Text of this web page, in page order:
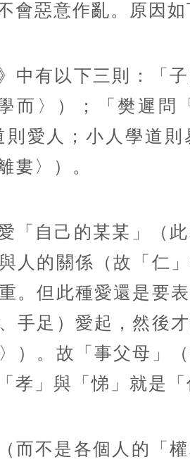
會惡意作亂。原因如
中有以下三則：「
而〉）；「樊遲問
愛人；小人學道則
婁〉）。
「自己的某某」（
人的關係（故「仁
。但此種愛還是要
手足）愛起，然後
）。故「事父母」
孝」與「悌」就是「
而不是各個人的「